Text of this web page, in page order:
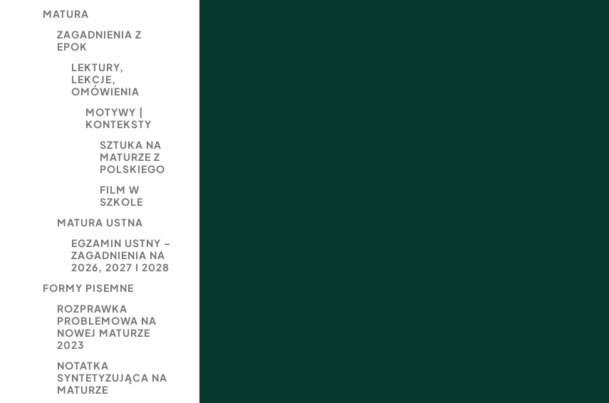
MATURA
ZAGADNIENIA Z
EPOK
LEKTURY,
LEKCJE,
OMÓWIENIA
MOTYWY |
KONTEKSTY
SZTUKA NA
MATURZE Z
POLSKIEGO
FILM W
SZKOLE
MATURA USTNA
EGZAMIN USTNY –
ZAGADNIENIA NA
2026, 2027 I 2028
FORMY PISEMNE
ROZPRAWKA
PROBLEMOWA NA
NOWEJ MATURZE
2023
NOTATKA
SYNTETYZUJĄCA NA
MATURZE